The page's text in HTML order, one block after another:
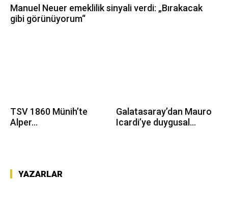
Manuel Neuer emeklilik sinyali verdi: „Bırakacak
gibi görünüyorum“
TSV 1860 Münih’te
Alper...
Galatasaray’dan Mauro
Icardi’ye duygusal...
YAZARLAR